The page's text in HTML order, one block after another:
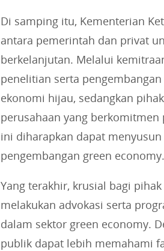
Di samping itu, Kementerian
antara pemerintah dan privat
berkelanjutan. Melalui
penelitian serta
ekonomi hijau, sedangkan
perusahaan yang
ini diharapkan dapat
pengembangan green economy.
Yang terakhir, krusial bagi
melakukan advokasi serta
dalam sektor green economy.
publik dapat lebih memahami